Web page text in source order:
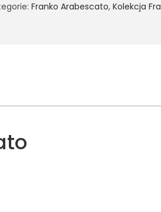
Franko Arabescato, Kolekcja